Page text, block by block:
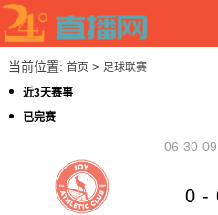
当前位置: 首页> 足球联赛
近3天赛事
已完赛
06-30
0 -